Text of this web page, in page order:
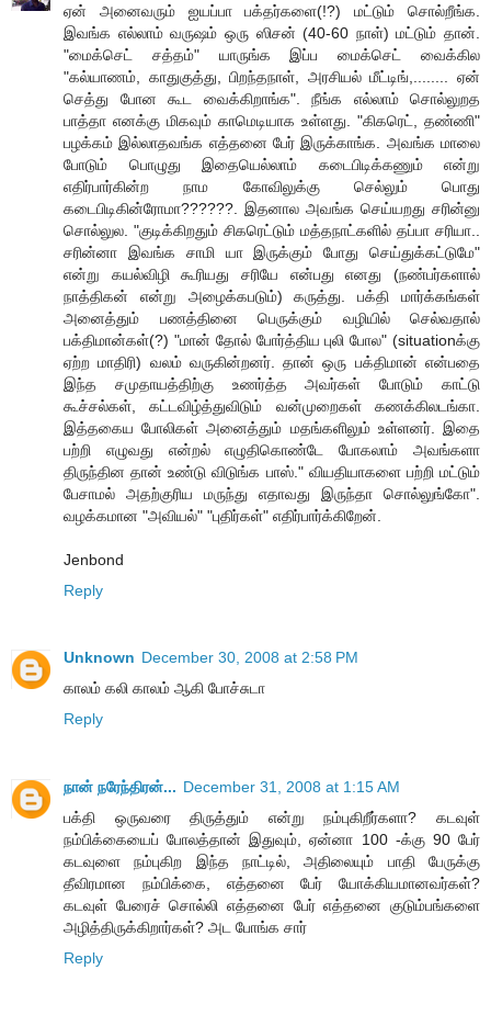
ஏன் அனைவரும் ஐயப்பா பக்தர்களை(!?) மட்டும் சொல்றீங்க.
இவங்க எல்லாம் வருஷம் ஒரு ஸிசன் (40-60 நாள்) மட்டும் தான்.
"மைக்செட் சத்தம்" யாருங்க இப்ப மைக்செட் வைக்கில
"கல்யாணம், காதுகுத்து, பிறந்தநாள், அரசியல் மீட்டிங்,........ ஏன்
செத்து போன கூட வைக்கிறாங்க". நீங்க எல்லாம் சொல்லுறத
பாத்தா எனக்கு மிகவும் காமெடியாக உள்ளது. "கிகரெட், தண்ணி"
பழக்கம் இல்லாதவங்க எத்தனை பேர் இருக்காங்க. அவங்க மாலை
போடும் பொழுது இதையெல்லாம் கடைபிடிக்கணும் என்று
எதிர்பார்கின்ற நாம கோவிலுக்கு செல்லும் பொது
கடைபிடிகின்ரோமா??????. இதனால அவங்க செய்யறது சரின்னு
சொல்லுல. "குடிக்கிறதும் சிகரெட்டும் மத்தநாட்களில் தப்பா சரியா..
சரின்னா இவங்க சாமி யா இருக்கும் போது செய்துக்கட்டுமே"
என்று கயல்விழி கூரியது சரியே என்பது எனது (நண்பர்களால்
நாத்திகன் என்று அழைக்கபடும்) கருத்து. பக்தி மார்க்கங்கள்
அனைத்தும் பணத்தினை பெருக்கும் வழியில் செல்வதால்
பக்திமான்கள்(?) "மான் தோல் போர்த்திய புலி போல" (situationக்கு
ஏற்ற மாதிரி) வலம் வருகின்றனர். தான் ஒரு பக்திமான் என்பதை
இந்த சமுதாயத்திற்கு உணர்த்த அவர்கள் போடும் காட்டு
கூச்சல்கள், கட்டவிழ்த்துவிடும் வன்முறைகள் கணக்கிலடங்கா.
இத்தகைய போலிகள் அனைத்தும் மதங்களிலும் உள்ளனர். இதை
பற்றி எழுவது என்றல் எழுதிகொண்டே போகலாம் அவங்களா
திருந்தின தான் உண்டு விடுங்க பாஸ்." வியதியாகளை பற்றி மட்டும்
பேசாமல் அதற்குரிய மருந்து எதாவது இருந்தா சொல்லுங்கோ".
வழக்கமான "அவியல்" "புதிர்கள்" எதிர்பார்க்கிறேன்.
Jenbond
Reply
Unknown December 30, 2008 at 2:58 PM
காலம் கலி காலம் ஆகி போச்சுடா
Reply
நான் நரேந்திரன்... December 31, 2008 at 1:15 AM
பக்தி ஒருவரை திருத்தும் என்று நம்புகிறீர்களா? கடவுள்
நம்பிக்கையைப் போலத்தான் இதுவும், ஏன்னா 100 -க்கு 90 பேர்
கடவுளை நம்புகிற இந்த நாட்டில், அதிலையும் பாதி பேருக்கு
தீவிரமான நம்பிக்கை, எத்தனை பேர் யோக்கியமானவர்கள்?
கடவுள் பேரைச் சொல்லி எத்தனை பேர் எத்தனை குடும்பங்களை
அழித்திருக்கிறார்கள்? அட போங்க சார்
Reply